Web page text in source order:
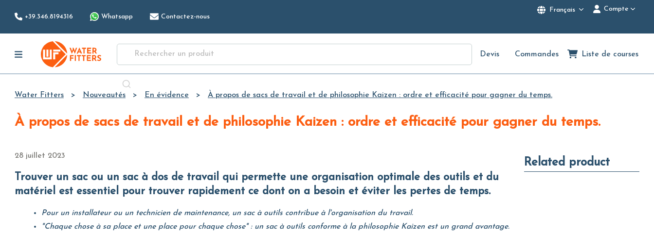
+39.346.8194316 Whatsapp Contactez-nous
Français Compte
Devis Commandes Liste de courses
Water Fitters Nouveautés En évidence À propos de sacs de travail et de philosophie Kaizen : ordre et efficacité pour gagner du temps.
À propos de sacs de travail et de philosophie Kaizen : ordre et efficacité pour gagner du temps.
28 juillet 2023
Trouver un sac ou un sac à dos de travail qui permette une organisation optimale des outils et du
matériel est essentiel pour trouver rapidement ce dont on a besoin et éviter les pertes de temps.
Pour un installateur ou un technicien de maintenance, un sac à outils contribue à l'organisation du travail.
"Chaque chose à sa place et une place pour chaque chose" : un sac à outils conforme à la philosophie Kaizen est un grand avantage.
Related product